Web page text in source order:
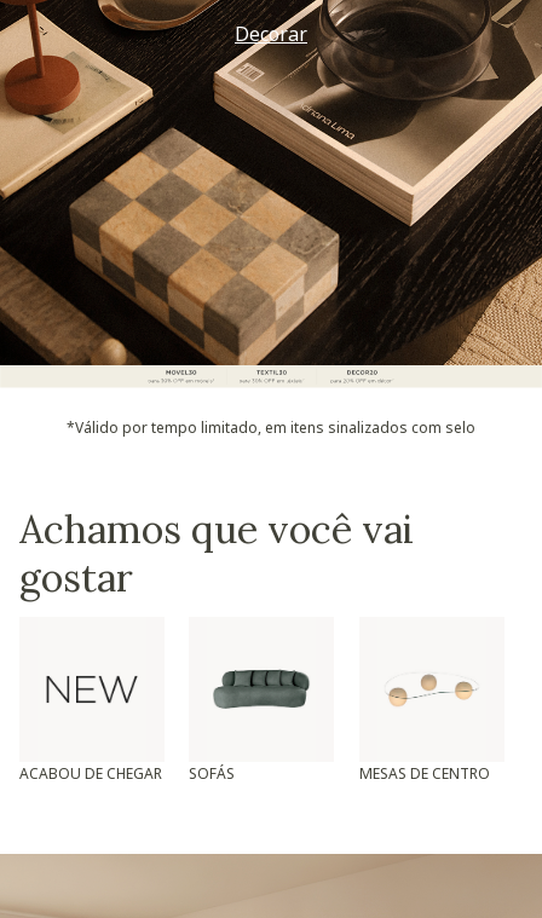
Decorar
*Válido por tempo limitado, em itens sinalizados com selo
Achamos que você vai
gostar
ACABOU DE CHEGAR SOFÁS MESAS DE CENTRO